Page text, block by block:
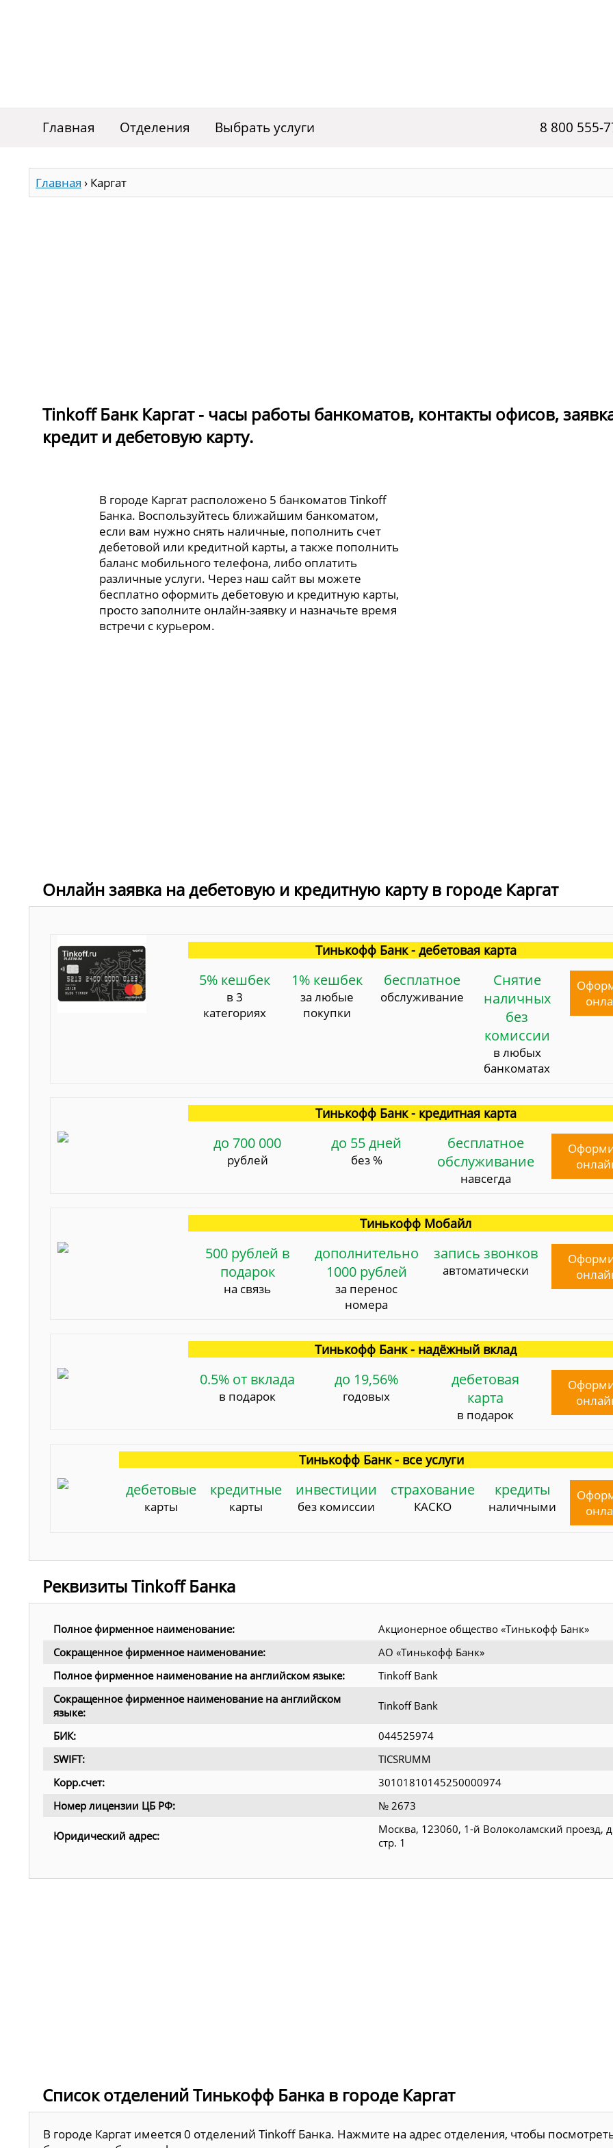
Главная Отделения Выбрать услуги 8 800 555-
Главная › Каргат
Tinkoff Банк Каргат - часы работы банкоматов, контакты офисов,
кредит и дебетовую карту.
В городе Каргат расположено 5 банкоматов Tinkoff
Банка. Воспользуйтесь ближайшим банкоматом,
если вам нужно снять наличные, пополнить счет
дебетовой или кредитной карты, а также пополнить
баланс мобильного телефона, либо оплатить
различные услуги. Через наш сайт вы можете
бесплатно оформить дебетовую и кредитную карты,
просто заполните онлайн-заявку и назначьте время
встречи с курьером.
Онлайн заявка на дебетовую и кредитную карту в городе Каргат
Тинькофф Банк - дебетовая карта
5% кешбек
в 3
категориях
1% кешбек
за любые
покупки
бесплатное
обслуживание
Снятие
наличных
без
комиссии
в любых
банкоматах
Тинькофф Банк - кредитная карта
до 700 000
рублей
до 55 дней
без %
бесплатное
обслуживание
навсегда
Тинькофф Мобайл
500 рублей в
подарок
на связь
дополнительно
1000 рублей
за перенос
номера
запись звонков
автоматически
Тинькофф Банк - надёжный вклад
0.5% от вклада
в подарок
до 19,56%
годовых
дебетовая
карта
в подарок
Тинькофф Банк - все услуги
дебетовые
карты
кредитные
карты
инвестиции
без комиссии
страхование
КАСКО
кредиты
наличными
Реквизиты Tinkoff Банка
Полное фирменное наименование:
Акционерное общество «Тинькофф Банк»
Сокращенное фирменное наименование:
АО «Тинькофф Банк»
Полное фирменное наименование на английском языке:
Tinkoff Bank
Сокращенное фирменное наименование на английском
языке:
Tinkoff Bank
БИК:
044525974
SWIFT:
TICSRUMM
Корр.счет:
30101810145250000974
Номер лицензии ЦБ РФ:
№ 2673
Юридический адрес:
Москва, 123060, 1-й Волоколамский проезд,
стр. 1
Список отделений Тинькофф Банка в городе Каргат
В городе Каргат имеется 0 отделений Tinkoff Банка. Нажмите на адрес отделения, чтобы